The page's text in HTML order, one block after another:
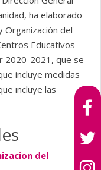
ha elaborado
del
Educativos
2020-2021, que se
incluye medidas
incluye las
del